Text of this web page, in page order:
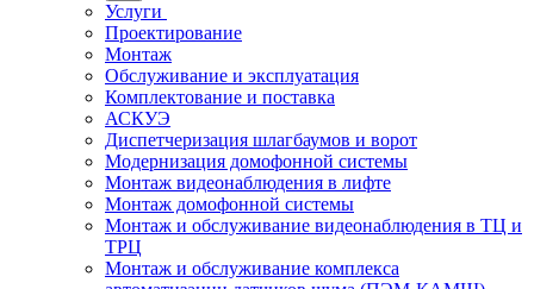
Услуги
Проектирование
Монтаж
Обслуживание и эксплуатация
Комплектование и поставка
АСКУЭ
Диспетчеризация шлагбаумов и ворот
Модернизация домофонной системы
Монтаж видеонаблюдения в лифте
Монтаж домофонной системы
Монтаж и обслуживание видеонаблюдения в ТЦ и
ТРЦ
Монтаж и обслуживание комплекса